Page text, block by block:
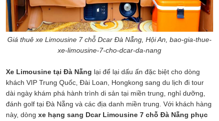
Giá thuê xe Limousine 7 chỗ Dcar Đà Nẵng, Hội An, bao-gia-thue-
xe-limousine-7-cho-dcar-da-nang
Xe Limousine tại Đà Nẵng lại để lại dấu ấn đặc biệt cho dòng
khách VIP Trung Quốc, Đài Loan, Hongkong sang du lịch đi tour
dài ngày khám phá hành trình di sản tại miền trung, nghỉ dưỡng,
đánh golf tại Đà Nẵng và các địa danh miền trung. Với khách hàng
này, dòng xe hạng sang Dcar Limousine 7 chỗ Đà Nẵng phục